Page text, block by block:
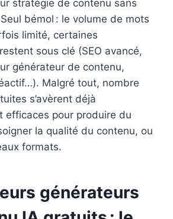
stratégie de contenu sans
bémol : le volume de mots
limité, certaines
sous clé (SEO avancé,
générateur de contenu,
Malgré tout, nombre
s’avèrent déjà
efficaces pour produire du
la qualité du contenu, ou
formats.
générateurs